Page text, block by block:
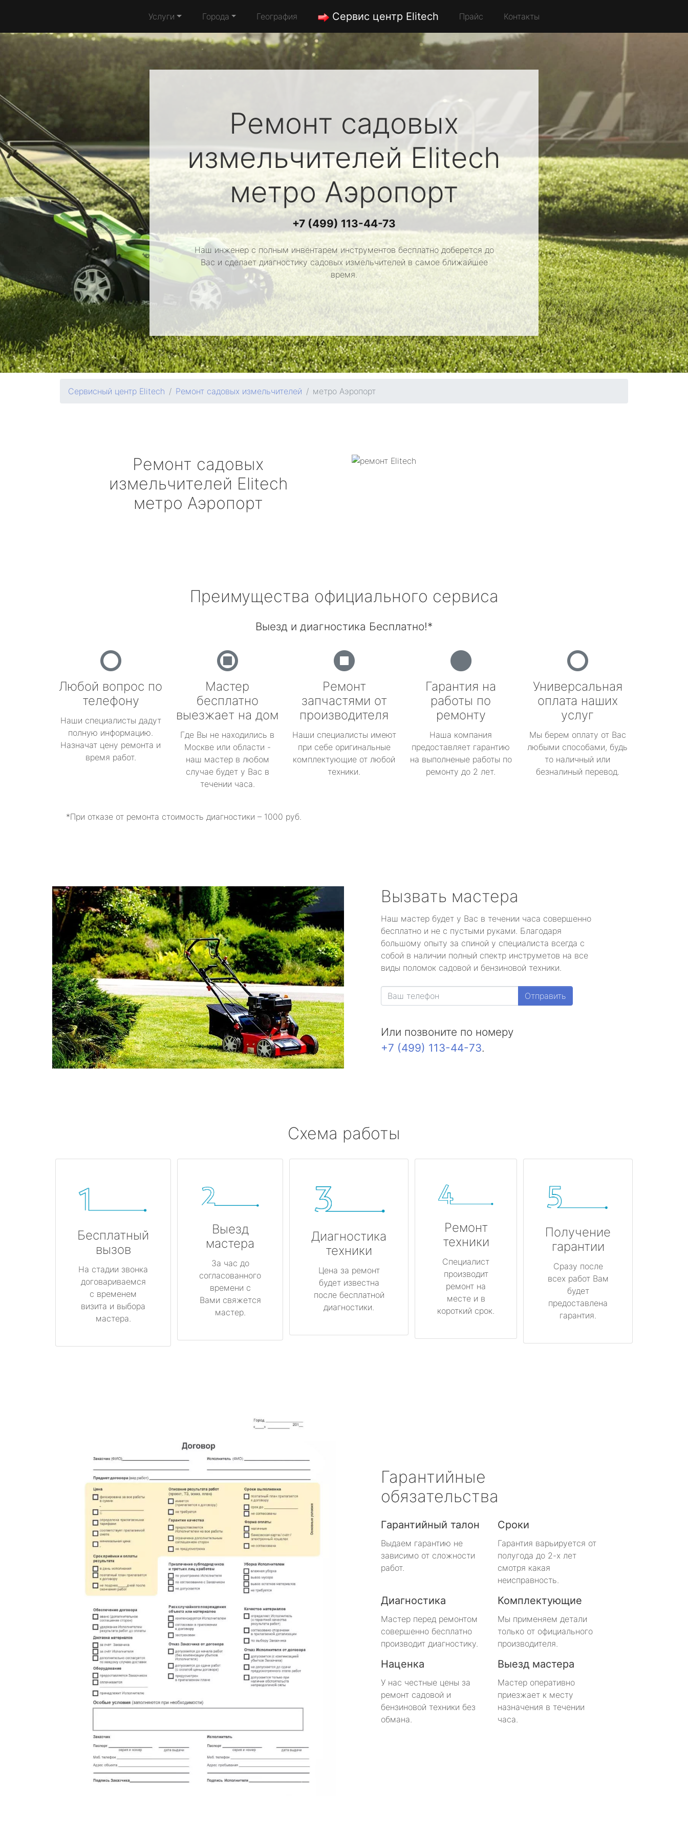
Услуги Города География Сервис центр Elitech Прайс Контакты
Ремонт садовых
измельчителейElitech
метро Аэропорт
+7 (499) 113-44-73
Наш инженер с полным инвентарем инструментов бесплатно доберется до
Вас и сделает диагностику садовых измельчителей в самое ближайшее
время.
Сервисный центр Elitech Ремонт садовых измельчителей метро Аэропорт
Ремонт садовых
измельчителей Elitech
метро Аэропорт
Преимущества официального сервиса
Выезд и диагностика Бесплатно!*
Любой вопрос по
телефону
Наши специалисты дадут
полную информацию.
Назначат цену ремонта и
время работ.
Мастер
бесплатно
выезжает на дом
Где Вы не находились в
Москве или области -
наш мастер в любом
случае будет у Вас в
течении часа.
Ремонт
запчастями от
производителя
Наши специалисты имеют
при себе оригинальные
комплектующие от любой
техники.
Гарантия на
работы по
ремонту
Наша компания
предоставляет гарантию
на выполненые работы по
ремонту до 2 лет.
Универсальная
оплата наших
услуг
Мы берем оплату от Вас
любыми способами, будь
то наличный или
безналиный перевод.
*При отказе от ремонта стоимость диагностики – 1000 руб.
Вызвать мастера
Наш мастер будет у Вас в течении часа совершенно
бесплатно и не с пустыми руками. Благодаря
большому опыту за спиной у специалиста всегда с
собой в наличии полный спектр инструметов на все
виды поломок садовой и бензиновой техники.
Отправить
Или позвоните по номеру
+7 (499) 113-44-73.
Схема работы
Бесплатный
вызов
На стадии звонка
договариваемся
с временем
визита и выбора
мастера.
Выезд
мастера
За час до
согласованного
времени с
Вами свяжется
мастер.
Диагностика
техники
Цена за ремонт
будет известна
после бесплатной
диагностики.
Ремонт
техники
Специалист
производит
ремонт на
месте и в
короткий срок.
Получение
гарантии
Сразу после
всех работ Вам
будет
предоставлена
гарантия.
Гарантийные
обязательства
Гарантийный талон
Выдаем гарантию не
зависимо от сложности
работ.
Сроки
Гарантия варьируется от
полугода до 2-х лет
смотря какая
неисправность.
Диагностика
Мастер перед ремонтом
совершенно бесплатно
производит диагностику.
Комплектующие
Мы применяем детали
только от официального
производителя.
Наценка
У нас честные цены за
ремонт садовой и
бензиновой техники без
обмана.
Выезд мастера
Мастер оперативно
приезжает к месту
назначения в течении
часа.